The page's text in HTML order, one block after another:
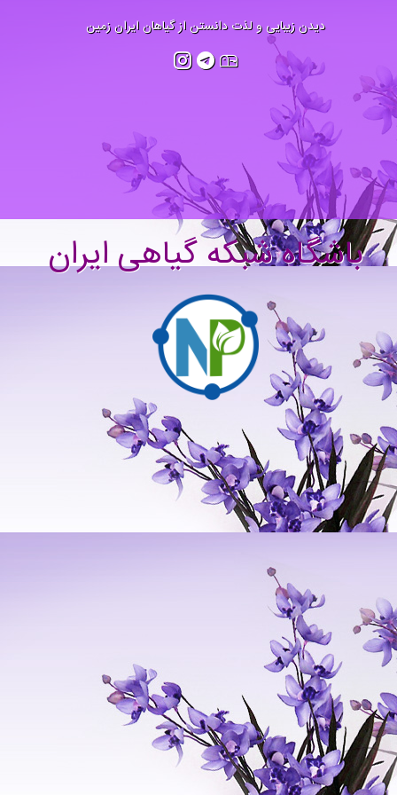
دیدن زیبایی و لذت دانستن از گیاهان ایران زمین
باشگاه شبکه گیاهی ایران